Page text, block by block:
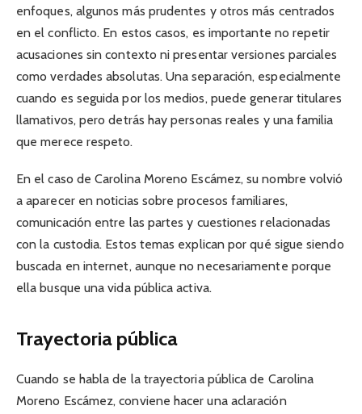
enfoques, algunos más prudentes y otros más centrados
en el conflicto. En estos casos, es importante no repetir
acusaciones sin contexto ni presentar versiones parciales
como verdades absolutas. Una separación, especialmente
cuando es seguida por los medios, puede generar titulares
llamativos, pero detrás hay personas reales y una familia
que merece respeto.
En el caso de Carolina Moreno Escámez, su nombre volvió
a aparecer en noticias sobre procesos familiares,
comunicación entre las partes y cuestiones relacionadas
con la custodia. Estos temas explican por qué sigue siendo
buscada en internet, aunque no necesariamente porque
ella busque una vida pública activa.
Trayectoria pública
Cuando se habla de la trayectoria pública de Carolina
Moreno Escámez, conviene hacer una aclaración